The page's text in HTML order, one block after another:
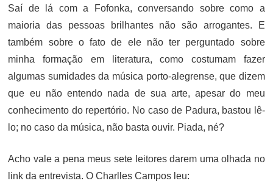
Saí de lá com a Fofonka, conversando sobre como a
maioria das pessoas brilhantes não são arrogantes. E
também sobre o fato de ele não ter perguntado sobre
minha formação em literatura, como costumam fazer
algumas sumidades da música porto-alegrense, que dizem
que eu não entendo nada de sua arte, apesar do meu
conhecimento do repertório. No caso de Padura, bastou lê-
lo; no caso da música, não basta ouvir. Piada, né?
Acho vale a pena meus sete leitores darem uma olhada no
link da entrevista. O Charlles Campos leu: